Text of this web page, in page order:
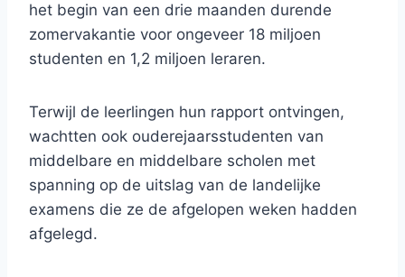
het begin van een drie maanden durende
zomervakantie voor ongeveer 18 miljoen
studenten en 1,2 miljoen leraren.
Terwijl de leerlingen hun rapport ontvingen,
wachtten ook ouderejaarsstudenten van
middelbare en middelbare scholen met
spanning op de uitslag van de landelijke
examens die ze de afgelopen weken hadden
afgelegd.